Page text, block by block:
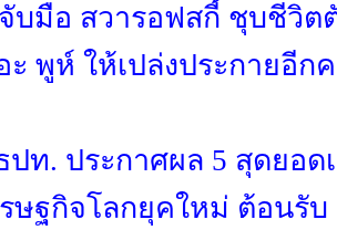
บมือ สวารอฟสกี้ ชุบชีวิต
ะ พูห์ ให้เปล่งประกายอีก
ปท. ประกาศผล 5 สุดยอด
ษฐกิจโลกยุคใหม่ ต้อนรับ